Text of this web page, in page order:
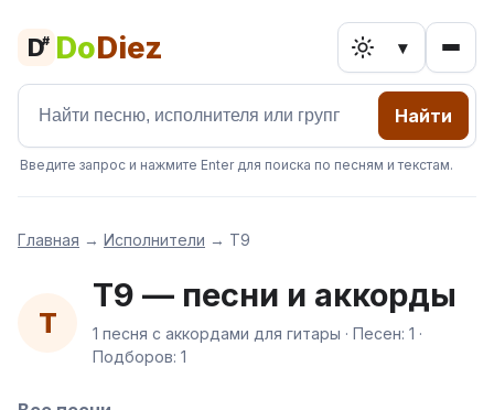
D# DoDiez ▾
Найти
Введите запрос и нажмите Enter для поиска по песням и текстам.
Главная → Исполнители → Т9
Т
Т9 — песни и аккорды
1 песня с аккордами для гитары · Песен: 1 ·
Подборов: 1